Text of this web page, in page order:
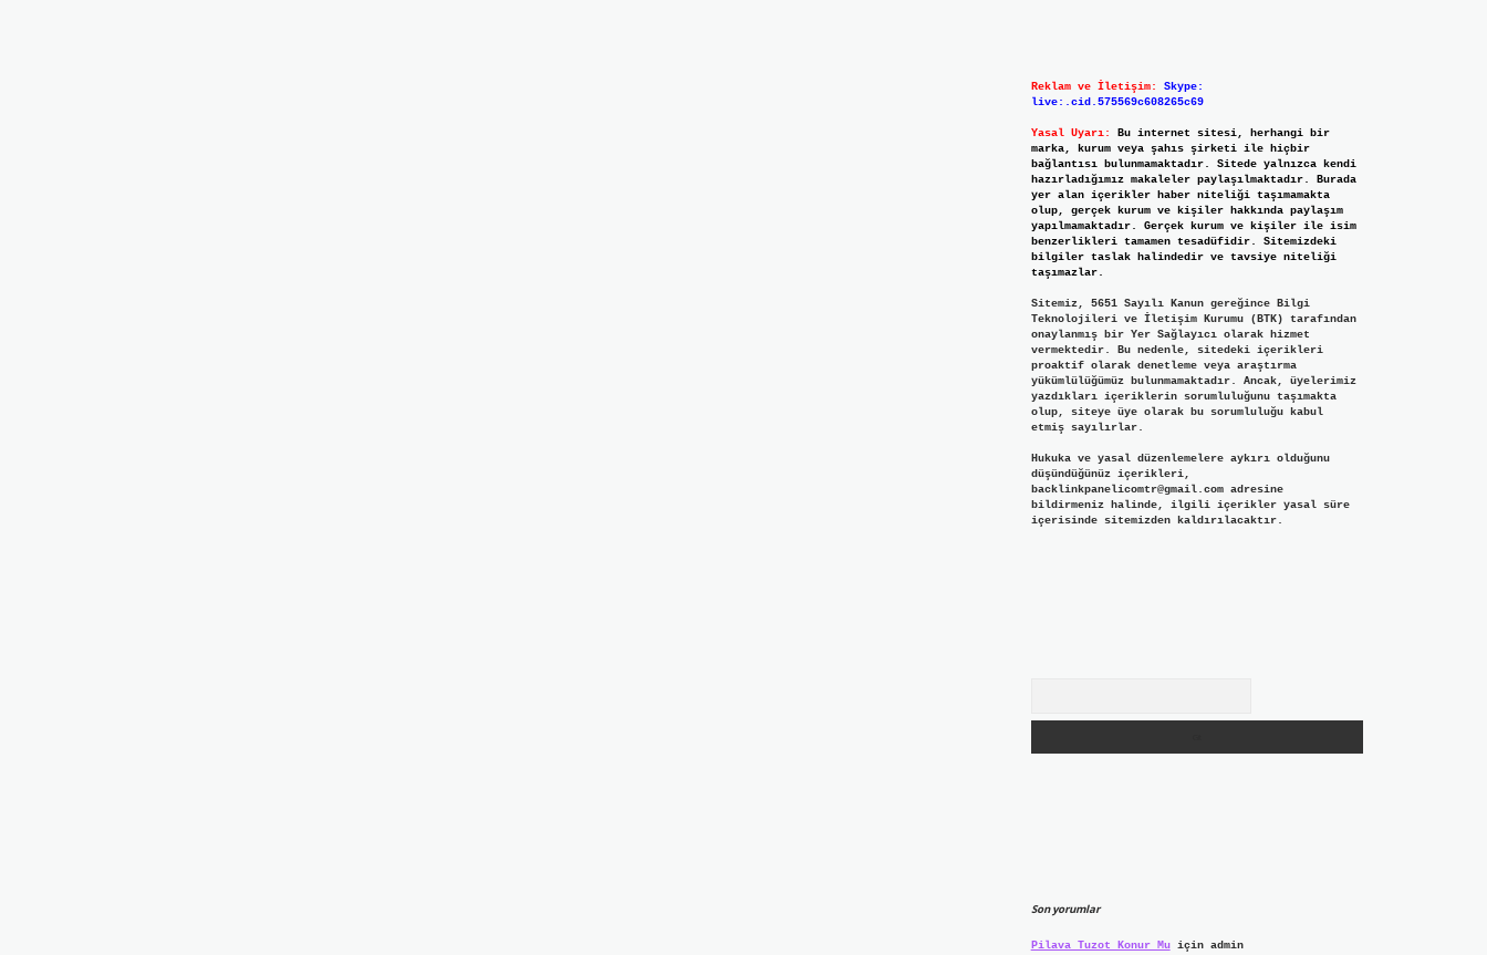
Reklam ve İletişim:
Skype:
live:.cid.575569c608265c69
Yasal Uyarı:
Bu internet sitesi, herhangi bir
marka, kurum veya şahıs şirketi ile hiçbir
bağlantısı bulunmamaktadır. Sitede yalnızca kendi
hazırladığımız makaleler paylaşılmaktadır. Burada
yer alan içerikler haber niteliği taşımamakta
olup, gerçek kurum ve kişiler hakkında paylaşım
yapılmamaktadır. Gerçek kurum ve kişiler ile isim
benzerlikleri tamamen tesadüfidir. Sitemizdeki
bilgiler taslak halindedir ve tavsiye niteliği
taşımazlar.
Sitemiz, 5651 Sayılı Kanun gereğince Bilgi
Teknolojileri ve İletişim Kurumu (BTK) tarafından
onaylanmış bir Yer Sağlayıcı olarak hizmet
vermektedir. Bu nedenle, sitedeki içerikleri
proaktif olarak denetleme veya araştırma
yükümlülüğümüz bulunmamaktadır. Ancak, üyelerimiz
yazdıkları içeriklerin sorumluluğunu taşımakta
olup, siteye üye olarak bu sorumluluğu kabul
etmiş sayılırlar.
Hukuka ve yasal düzenlemelere aykırı olduğunu
düşündüğünüz içerikleri,
backlinkpanelicomtr@gmail.comadresine
bildirmeniz halinde, ilgili içerikler yasal süre
içerisinde sitemizden kaldırılacaktır.
Son yorumlar
Pilava Tuzot Konur Muiçin admin